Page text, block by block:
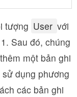
tượng User với
Sau đó, chúng
một bản ghi
sử dụng phương
các bản ghi